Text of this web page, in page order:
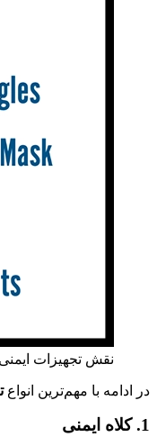
نقش تجهیزات
در ادامه با مهم‌ترین انواع
1. کلاه ایمنی